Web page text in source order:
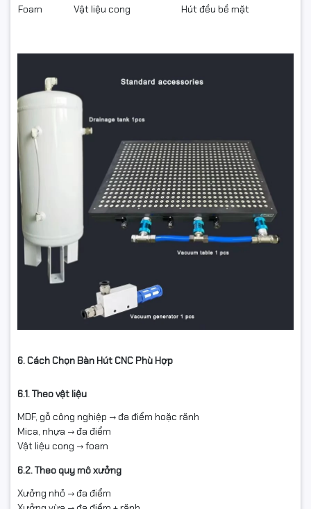
Foam
Vật liệu cong Hút đều bề mặt
6. Cách Chọn Bàn Hút CNC Phù Hợp
6.1. Theo vật liệu
MDF, gỗ công nghiệp → đa điểm hoặc rãnh
Mica, nhựa → đa điểm
Vật liệu cong → foam
6.2. Theo quy mô xưởng
Xưởng nhỏ → đa điểm